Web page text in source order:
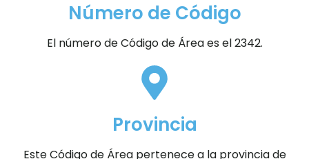
Número de Código
El número de Código de Área es el 2342.
Provincia
Este Código de Área pertenece a la provincia de